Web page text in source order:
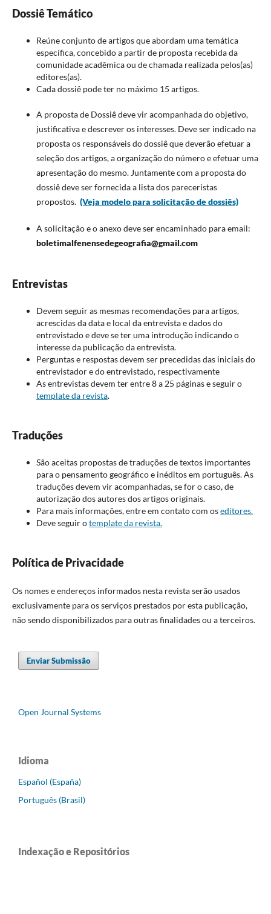
Dossiê Temático
Reúne conjunto de artigos que abordam uma temática
específica, concebido a partir de proposta recebida da
comunidade acadêmica ou de chamada realizada pelos(as)
editores(as).
Cada dossiê pode ter no máximo 15 artigos.
A proposta de Dossiê deve vir acompanhada do objetivo,
justificativa e descrever os interesses. Deve ser indicado na
proposta os responsáveis do dossiê que deverão efetuar a
seleção dos artigos, a organização do número e efetuar uma
apresentação do mesmo. Juntamente com a proposta do
dossiê deve ser fornecida a lista dos pareceristas
propostos. (Veja modelo para solicitação de dossiês)
A solicitação e o anexo deve ser encaminhado para email:
boletimalfenensedegeografia@gmail.com
Entrevistas
Devem seguir as mesmas recomendações para artigos,
acrescidas da data e local da entrevista e dados do
entrevistado e deve se ter uma introdução indicando o
interesse da publicação da entrevista.
Perguntas e respostas devem ser precedidas das iniciais do
entrevistador e do entrevistado, respectivamente
As entrevistas devem ter entre 8 a 25 páginas e seguir o
template da revista.
Traduções
São aceitas propostas de traduções de textos importantes
para o pensamento geográfico e inéditos em português. As
traduções devem vir acompanhadas, se for o caso, de
autorização dos autores dos artigos originais.
Para mais informações, entre em contato com oseditores.
Deve seguir otemplate da revista.
Política de Privacidade
Os nomes e endereços informados nesta revista serão usados
exclusivamente para os serviços prestados por esta publicação,
não sendo disponibilizados para outras finalidades ou a terceiros.
Enviar Submissão
Open Journal Systems
Idioma
Español (España)
Português (Brasil)
Indexação e Repositórios